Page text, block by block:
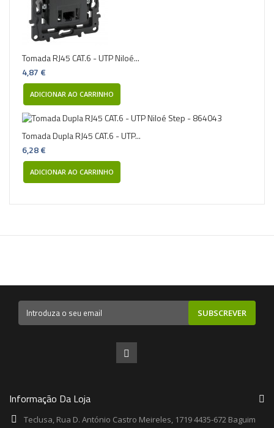
Tomada RJ45 CAT.6 - UTP Niloé...
4,87 €
ADICIONAR AO CARRINHO
Tomada Dupla RJ45 CAT.6 - UTP...
6,28 €
ADICIONAR AO CARRINHO
SUBSCREVER
Informação Da Loja
Teclusa, Rua D. António Castro Meireles, 1719 4435-672 Baguim